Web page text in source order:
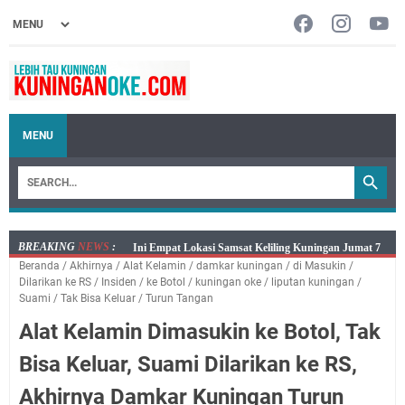
MENU
BREAKING NEWS :
Jumat 7 Agustus 2026 Mobil SIM Keliling Ada di
Kecamatan Sindangagung
Embun Pagi Jumat 8 Agustus 2026: Jika Keberkahan
Kelaparan Meskipun Memiliki Sekarung Penuh Uang
Salat Lima Waktu itu Bukan Cuma Kewajiban, Tapi
Beranda / Akhirnya / Alat Kelamin / damkar kuningan / di Masukin /
Dilarikan ke RS / Insiden / ke Botol / kuningan oke / liputan kuningan /
Suami / Tak Bisa Keluar / Turun Tangan
Alat Kelamin Dimasukin ke Botol, Tak
Bisa Keluar, Suami Dilarikan ke RS,
Akhirnya Damkar Kuningan Turun